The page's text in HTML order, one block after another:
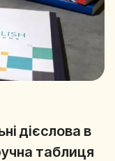
дієслова в
таблиця